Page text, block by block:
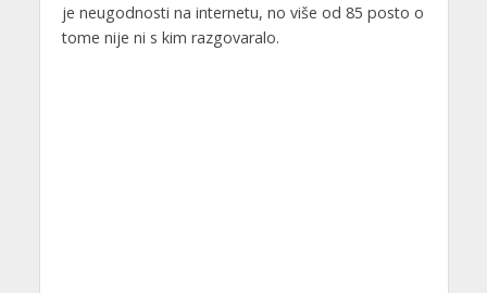
je neugodnosti na internetu, no više od 85 posto o
tome nije ni s kim razgovaralo.